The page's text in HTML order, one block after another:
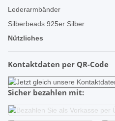
Lederarmbänder
Silberbeads 925er Silber
Nützliches
Kontaktdaten per QR-Code
Sicher bezahlen mit: